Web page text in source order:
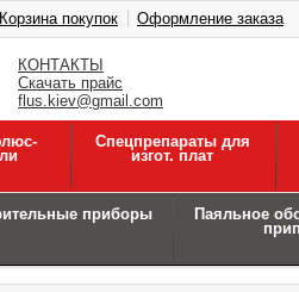
КОНТАКТЫ
Скачать прайс
flus.kiev@gmail.com
Корзина покупок Оформление заказа
Спецпрепараты для
изгот. плат
приборы
Паяльное